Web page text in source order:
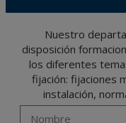
Nuestro
disposición
los diferentes
fijación: fijaciones
instalación,